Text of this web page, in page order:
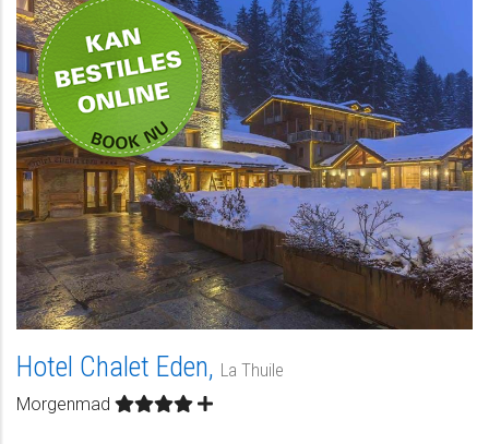
Privat
Hotel Chalet Eden, La Thuile
Morgenmad